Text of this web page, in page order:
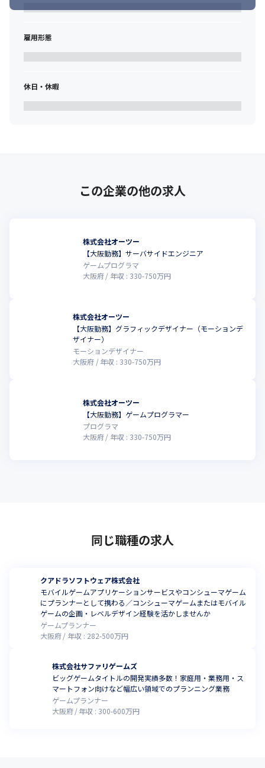
雇用形態
休日・休暇
この企業の他の求人
株式会社オーツー
【大阪勤務】サーバサイドエンジニア
ゲームプログラマ
大阪府
年収 : 330-750万円
株式会社オーツー
【大阪勤務】グラフィックデザイナー（モーションデ
ザイナー）
モーションデザイナー
大阪府
年収 : 330-750万円
株式会社オーツー
【大阪勤務】ゲームプログラマー
プログラマ
大阪府
年収 : 330-750万円
同じ職種の求人
クアドラソフトウェア株式会社
モバイルゲームアプリケーションサービスやコンシューマゲーム
にプランナーとして携わる／コンシューマゲームまたはモバイル
ゲームの企画・レベルデザイン経験を活かしませんか
ゲームプランナー
大阪府
年収 : 282-500万円
株式会社サファリゲームズ
ビッグゲームタイトルの開発実績多数！家庭用・業務用・ス
マートフォン向けなど幅広い領域でのプランニング業務
ゲームプランナー
大阪府
年収 : 300-600万円